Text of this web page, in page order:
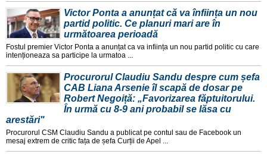
Victor Ponta a anunțat că va înființa un nou
partid politic. Ce planuri mari are în
următoarea perioadă
Fostul premier Victor Ponta a anunțat ca va inființa un nou partid politic cu care
intenționeaza sa participe la urmatoa ...
Procurorul Claudiu Sandu despre cum șefa
CAB Liana Arsenie îl scapă de dosar pe
Robert Negoiță: „Favorizarea făptuitorului.
În urmă cu 8-9 ani probabil se lăsa cu
arestări"
Procurorul CSM Claudiu Sandu a publicat pe contul sau de Facebook un
mesaj extrem de critic fața de șefa Curții de Apel ...